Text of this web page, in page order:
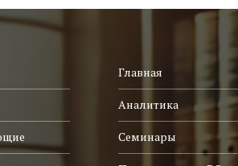
Главная
Аналитика
Семинары